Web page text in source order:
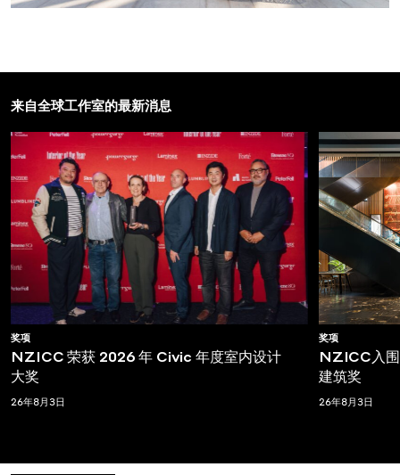
来自全球工作室的最新消息
奖项
NZICC 荣获 2026 年 Civic 年度室内设计
大奖
26年8月3日
奖项
NZICC入
建筑奖
26年8月3日